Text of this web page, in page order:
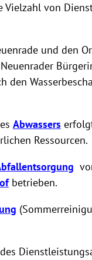
Vielzahl von
und den
den
Abwassers
Ressourcen.
betrieben.